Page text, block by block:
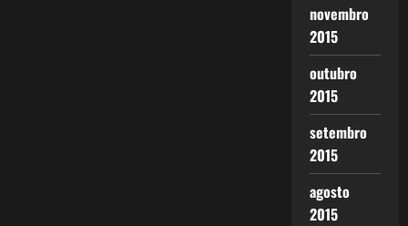
novembro
2015
outubro
2015
setembro
2015
agosto
2015